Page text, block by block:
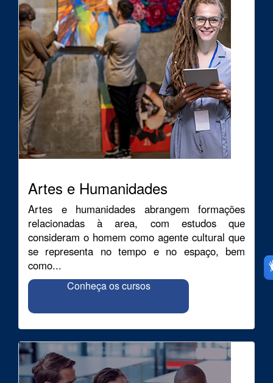
Artes e Humanidades
Artes e humanidades abrangem formações
relacionadas à area, com estudos que
consideram o homem como agente cultural que
se representa no tempo e no espaço, bem
como...
Conheça os cursos